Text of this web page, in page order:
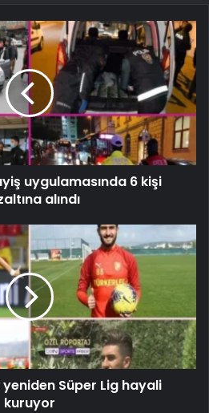
uygulamasında 6 kişi
alındı
Süper Lig hayali
kuruyor